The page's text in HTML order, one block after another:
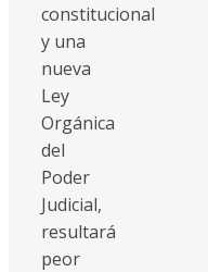
constitucional
y una
nueva
Ley
Orgánica
del
Poder
Judicial,
resultará
peor